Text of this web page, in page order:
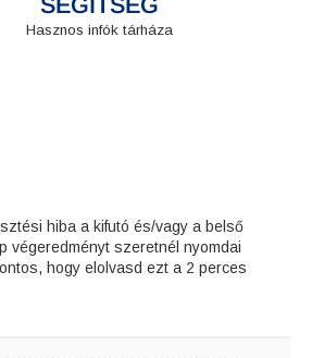
Hasznos infók tárháza
hiba a kifutó és/vagy a belső
végeredményt szeretnél nyomdai
hogy elolvasd ezt a 2 perces